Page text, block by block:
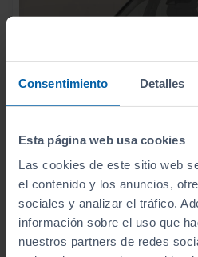
Consentimiento Detalles
Esta página web usa cookies
Las cookies de este sitio web
el contenido y los anuncios,
sociales y analizar el tráfico.
información sobre el uso que
nuestros partners de redes
HYUNDAI I10
1.0 KLASS